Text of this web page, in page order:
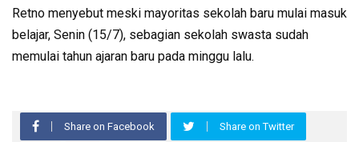
Retno menyebut meski ma­yoritas sekolah baru mulai ma­suk
belajar, Senin (15/7), se­bagian sekolah swasta sudah
memulai tahun ajaran baru pada minggu lalu.
Share on Facebook Share on Twitter